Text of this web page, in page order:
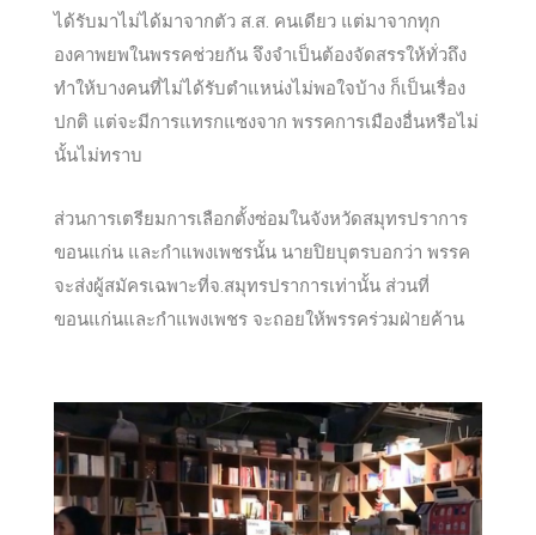
ได้รับมาไม่ได้มาจากตัว ส.ส. คนเดียว แต่มาจากทุก
องคาพยพในพรรคช่วยกัน จึงจำเป็นต้องจัดสรรให้ทั่วถึง
ทำให้บางคนที่ไม่ได้รับตำแหน่งไม่พอใจบ้าง ก็เป็นเรื่อง
ปกติ แต่จะมีการแทรกแซงจาก พรรคการเมืองอื่นหรือไม่
นั้นไม่ทราบ
ส่วนการเตรียมการเลือกตั้งซ่อมในจังหวัดสมุทรปราการ
ขอนแก่น และกำแพงเพชรนั้น นายปิยบุตรบอกว่า พรรค
จะส่งผู้สมัครเฉพาะที่จ.สมุทรปราการเท่านั้น ส่วนที่
ขอนแก่นและกำแพงเพชร จะถอยให้พรรคร่วมฝ่ายค้าน